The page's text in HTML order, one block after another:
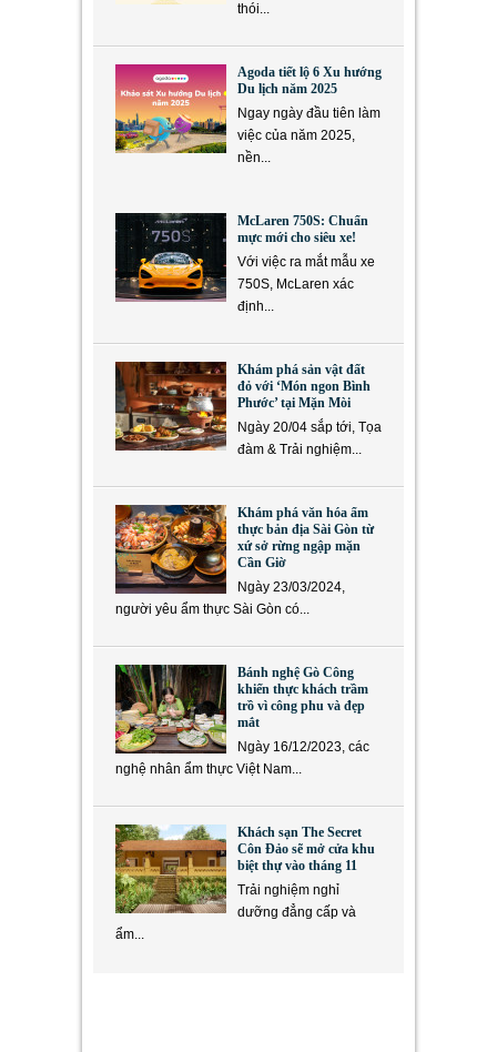
thói...
Agoda tiết lộ 6 Xu hướng
Du lịch năm 2025
Ngay ngày đầu tiên làm
việc của năm 2025,
nền...
McLaren 750S: Chuẩn
mực mới cho siêu xe!
Với việc ra mắt mẫu xe
750S, McLaren xác
định...
Khám phá sản vật đất
đỏ với ‘Món ngon Bình
Phước’ tại Mặn Mòi
Ngày 20/04 sắp tới, Tọa
đàm & Trải nghiệm...
Khám phá văn hóa ẩm
thực bản địa Sài Gòn từ
xứ sở rừng ngập mặn
Cần Giờ
Ngày 23/03/2024,
người yêu ẩm thực Sài Gòn có...
Bánh nghệ Gò Công
khiến thực khách trầm
trồ vì công phu và đẹp
mắt
Ngày 16/12/2023, các
nghệ nhân ẩm thực Việt Nam...
Khách sạn The Secret
Côn Đảo sẽ mở cửa khu
biệt thự vào tháng 11
Trải nghiệm nghỉ
dưỡng đẳng cấp và
ẩm...